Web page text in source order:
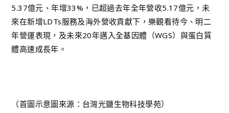
5.37億元、年增33%，已超過去年全年營收5.17億元，未
來在新增LDTs服務及海外營收貢獻下，樂觀看待今、明二
年營運表現，及未來20年邁入全基因體（WGS）與蛋白質
體高速成長年。
（首圖示意圖來源：台灣光鹽生物科技學苑）